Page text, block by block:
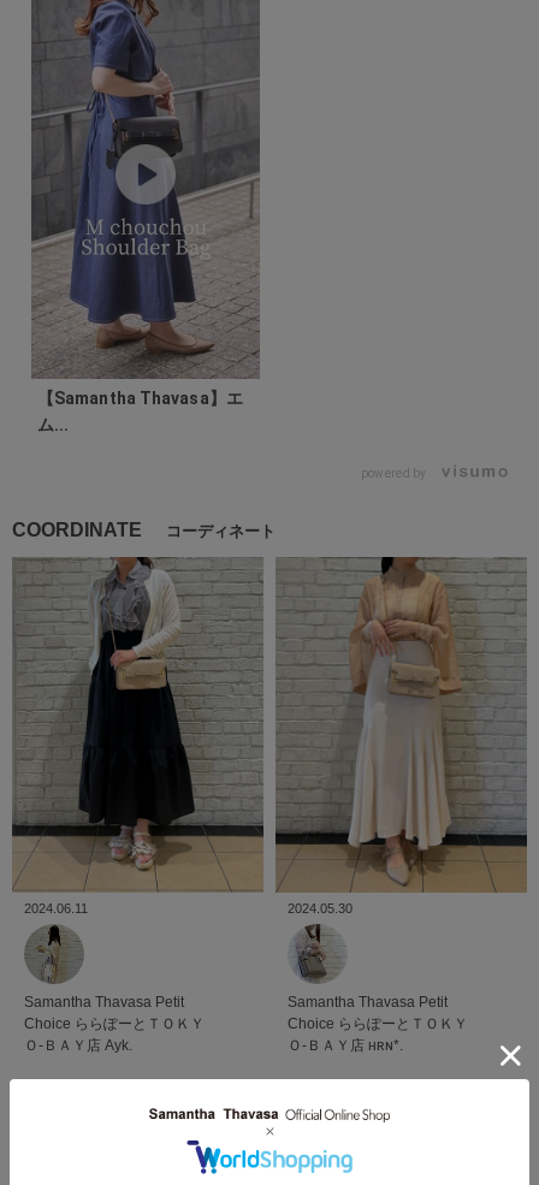
【Samantha Thavasa】エ
ム...
powered by
COORDINATE コーディネート
2024.06.11
Samantha Thavasa Petit
Choice ららぽーとＴＯＫＹ
Ｏ-ＢＡＹ店 Ayk.
2024.05.30
Samantha Thavasa Petit
Choice ららぽーとＴＯＫＹ
Ｏ-ＢＡＹ店 ʜʀɴ*.